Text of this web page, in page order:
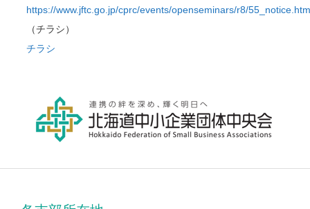
https://www.jftc.go.jp/cprc/events/openseminars/r8/
（チラシ）
チラシ